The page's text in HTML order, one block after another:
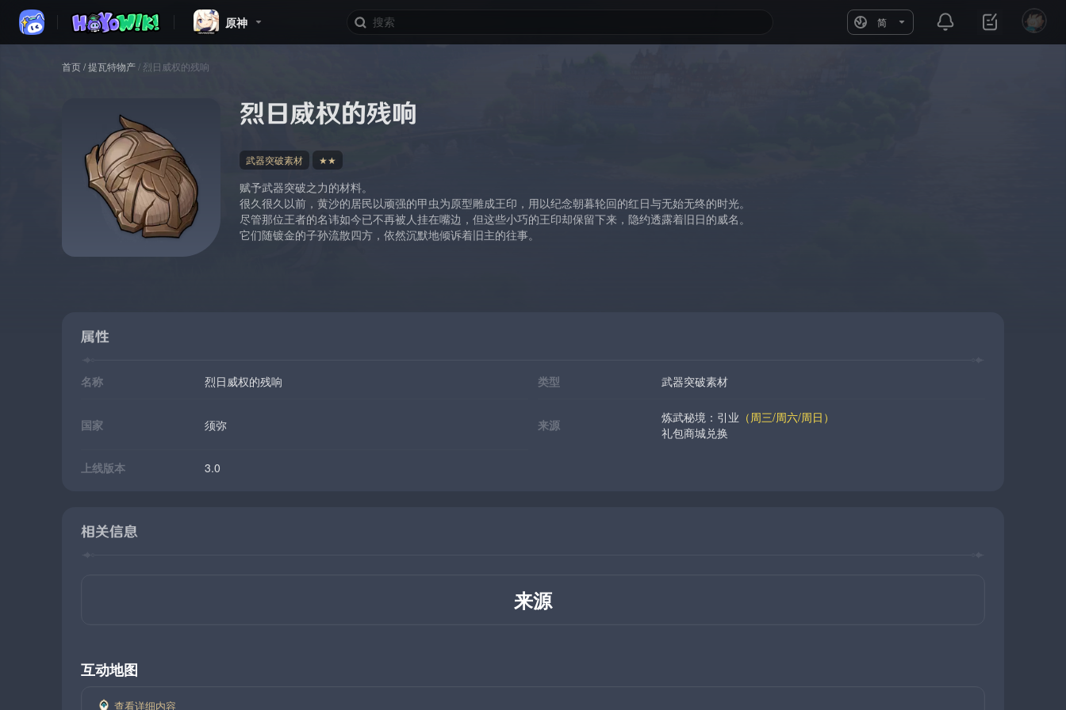
原神 简
首页/提瓦特物产/ 烈日威权的残响
烈日威权的残响
武器突破素材 ★★
赋予武器突破之力的材料。
很久很久以前，黄沙的居民以顽强的甲虫为原型雕成王印，用以纪念朝暮轮回的红日与无始无终的时光。
尽管那位王者的名讳如今已不再被人挂在嘴边，但这些小巧的王印却保留下来，隐约透露着旧日的威名。
它们随镀金的子孙流散四方，依然沉默地倾诉着旧主的往事。
属性
名称 烈日威权的残响 类型 武器突破素材
国家 须弥 来源 炼武秘境：引业 （周三/周六/周日）
礼包商城兑换
上线版本 3.0
相关信息
来源
互动地图
查看详细内容